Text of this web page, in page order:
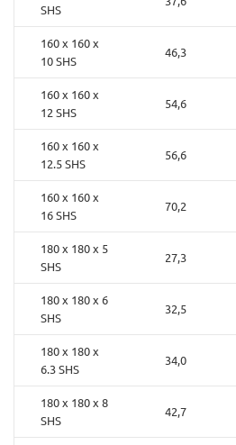
SHS
160 x 160 x
10 SHS
46,3
160 x 160 x
12 SHS
54,6
160 x 160 x
12.5 SHS
56,6
160 x 160 x
16 SHS
70,2
180 x 180 x 5
SHS
27,3
180 x 180 x 6
SHS
32,5
180 x 180 x
6.3 SHS
34,0
180 x 180 x 8
SHS
42,7